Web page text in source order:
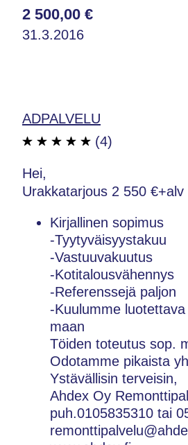
2 500,00 €
31.3.2016
ADPALVELU
(4)
Hei,
Urakkatarjous 2 550 €+alv
Kirjallinen sopimus
-Tyytyväisyystakuu
-Vastuuvakuutus
-Kotitalousvähennys
-Referenssejä paljon
-Kuulumme
maan
Töiden toteutus sop.
Odotamme pikaista
Ystävällisin terveisin,
Ahdex Oy
puh.0105835310 tai